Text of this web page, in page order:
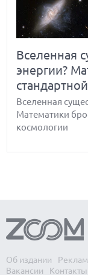
Вселенная
энергии?
Вселенная
Математики
космологии
Какие
может
Какие
Об издании
Вакансии
Контакты